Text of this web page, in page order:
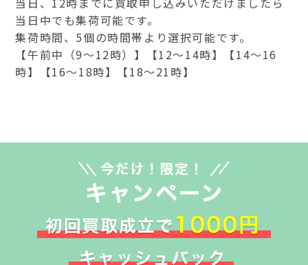
当日中でも集荷可能です。
集荷時間、5個の時間帯より選択可能です。
【午前中（9～12時）】【12～14時】【14～16
時】【16～18時】【18～21時】